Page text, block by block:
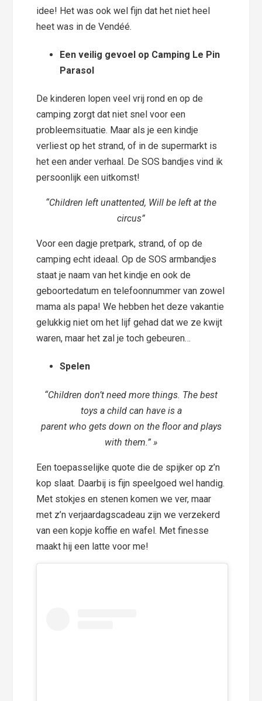
idee! Het was ook wel fijn dat het niet heel
heet was in de Vendéé.
Een veilig gevoel op Camping Le Pin
Parasol
De kinderen lopen veel vrij rond en op de
camping zorgt dat niet snel voor een
probleemsituatie. Maar als je een kindje
verliest op het strand, of in de supermarkt is
het een ander verhaal. De SOS bandjes vind ik
persoonlijk een uitkomst!
“Children left unattented, Will be left at the
circus”
Voor een dagje pretpark, strand, of op de
camping echt ideaal. Op de SOS armbandjes
staat je naam van het kindje en ook de
geboortedatum en telefoonnummer van zowel
mama als papa! We hebben het deze vakantie
gelukkig niet om het lijf gehad dat we ze kwijt
waren, maar het zal je toch gebeuren…
Spelen
“Children don’t need more things. The best
toys a child can have is a
parent who gets down on the floor and plays
with them.” »
Een toepasselijke quote die de spijker op z’n
kop slaat. Daarbij is fijn speelgoed wel handig.
Met stokjes en stenen komen we ver, maar
met z’n verjaardagscadeau zijn we verzekerd
van een kopje koffie en wafel. Met finesse
maakt hij een latte voor me!